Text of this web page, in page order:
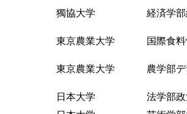
獨協大学 経済学部経
東京農業大学 国際食料情
東京農業大学 農学部デ
日本大学 法学部政治